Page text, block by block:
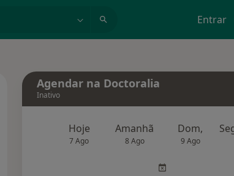
Entrar
Agendar na Doctoralia
Inativo
Hoje
7 Ago
Amanhã
8 Ago
Dom,
9 Ago